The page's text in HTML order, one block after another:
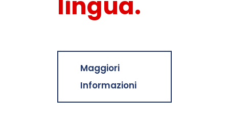
lingua.
Maggiori
Informazioni